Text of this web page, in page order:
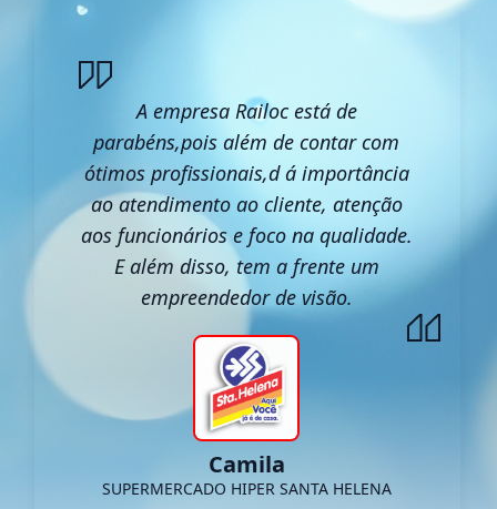
A empresa Railoc está de
parabéns,pois além de contar com
ótimos profissionais,d á importância
ao atendimento ao cliente, atenção
aos funcionários e foco na qualidade.
E além disso, tem a frente um
empreendedor de visão.
Camila
SUPERMERCADO HIPER SANTA HELENA